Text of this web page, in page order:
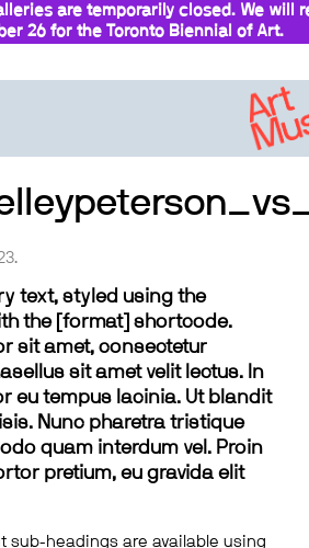
are temporarily closed. We will
26 for the Toronto Biennial of Art.
text, styled using the
the [format] shortcode.
sit amet, consectetur
sit amet velit lectus. In
eu tempus lacinia. Ut blandit
Nunc pharetra tristique
quam interdum vel. Proin
pretium, eu gravida elit
sub-headings are available using